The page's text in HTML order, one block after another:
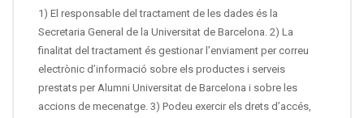
1) El responsable del tractament de les dades és la
Secretaria General de la Universitat de Barcelona. 2) La
finalitat del tractament és gestionar l’enviament per correu
electrònic d’informació sobre els productes i serveis
prestats per Alumni Universitat de Barcelona i sobre les
accions de mecenatge. 3) Podeu exercir els drets d’accés,